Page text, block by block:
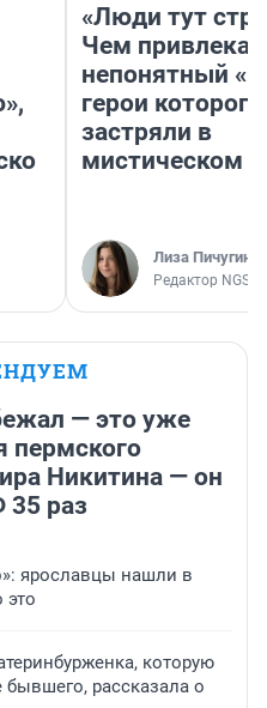
«Люди тут
Чем
непонятный
герои которого
застряли в
мистическом
Лиза Пичугина
Редактор
— это уже
пермского
Никитина — он
раз
ярославцы нашли в
это
которую
рассказала о